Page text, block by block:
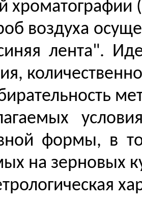
воздуха
лента".
формы, в
на зерновых